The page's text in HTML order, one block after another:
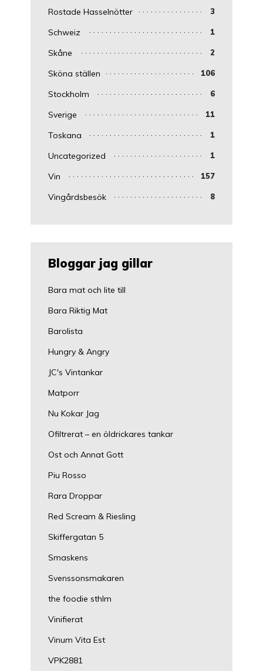
Rostade Hasselnötter 3
Schweiz 1
Skåne 2
Sköna ställen 106
Stockholm 6
Sverige 11
Toskana 1
Uncategorized 1
Vin 157
Vingårdsbesök 8
Bloggar jag gillar
Bara mat och lite till
Bara Riktig Mat
Barolista
Hungry & Angry
JC's Vintankar
Matporr
Nu Kokar Jag
Ofiltrerat – en öldrickares tankar
Ost och Annat Gott
Piu Rosso
Rara Droppar
Red Scream & Riesling
Skiffergatan 5
Smaskens
Svenssonsmakaren
the foodie sthlm
Vinifierat
Vinum Vita Est
VPK2881